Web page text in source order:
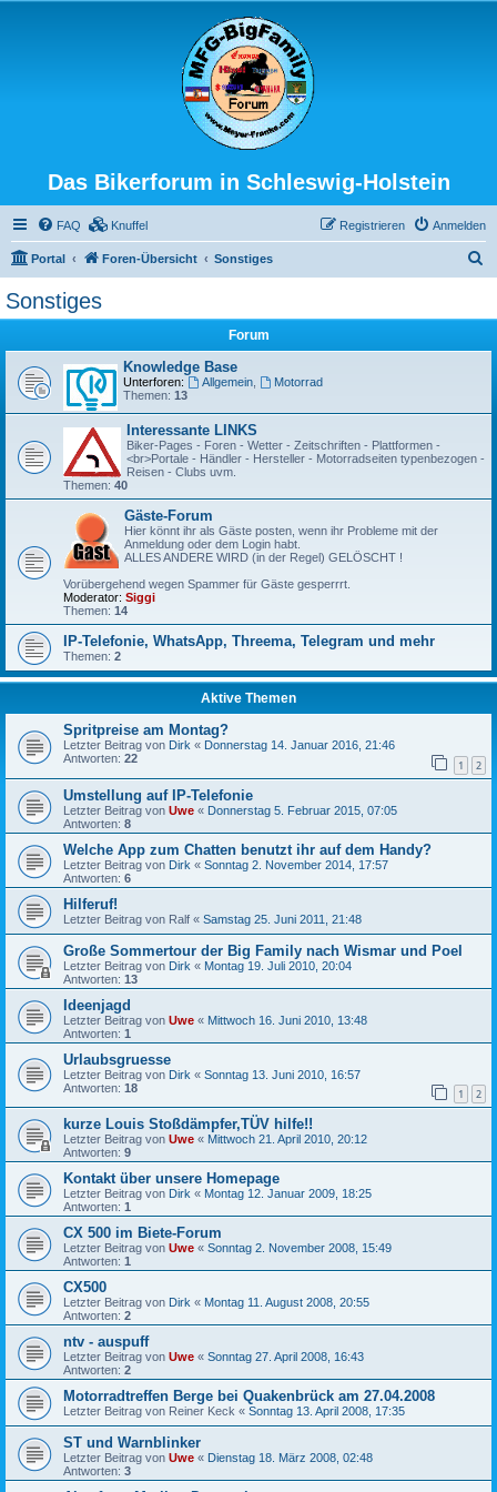
Das Bikerforum in Schleswig-Holstein
FAQ Knuffel Anmelden
Registrieren
Portal Foren-Übersicht Sonstiges
Sonstiges
Forum
Knowledge Base
Unterforen: Allgemein,
Motorrad
Themen: 13
Interessante LINKS
Biker-Pages - Foren - Wetter - Zeitschriften - Plattformen -
<br>Portale - Händler - Hersteller - Motorradseiten typenbezogen -
Reisen - Clubs uvm.
Themen: 40
Gäste-Forum
Hier könnt ihr als Gäste posten, wenn ihr Probleme mit der
Anmeldung oder dem Login habt.
ALLES ANDERE WIRD (in der Regel) GELÖSCHT !
Vorübergehend wegen Spammer für Gäste gesperrrt.
Moderator: Siggi
Themen: 14
IP-Telefonie, WhatsApp, Threema, Telegram und mehr
Themen: 2
Aktive Themen
Spritpreise am Montag?
Letzter Beitrag von Dirk « Donnerstag 14. Januar 2016, 21:46
Antworten: 22 1 2
Umstellung auf IP-Telefonie
Letzter Beitrag von Uwe « Donnerstag 5. Februar 2015, 07:05
Antworten: 8
Welche App zum Chatten benutzt ihr auf dem Handy?
Letzter Beitrag von Dirk « Sonntag 2. November 2014, 17:57
Antworten: 6
Hilferuf!
Letzter Beitrag von Ralf « Samstag 25. Juni 2011, 21:48
Große Sommertour der Big Family nach Wismar und Poel
Letzter Beitrag von Dirk « Montag 19. Juli 2010, 20:04
Antworten: 13
Ideenjagd
Letzter Beitrag von Uwe « Mittwoch 16. Juni 2010, 13:48
Antworten: 1
Urlaubsgruesse
Letzter Beitrag von Dirk « Sonntag 13. Juni 2010, 16:57
Antworten: 18 1 2
kurze Louis Stoßdämpfer,TÜV hilfe!!
Letzter Beitrag von Uwe « Mittwoch 21. April 2010, 20:12
Antworten: 9
Kontakt über unsere Homepage
Letzter Beitrag von Dirk « Montag 12. Januar 2009, 18:25
Antworten: 1
CX 500 im Biete-Forum
Letzter Beitrag von Uwe « Sonntag 2. November 2008, 15:49
Antworten: 1
CX500
Letzter Beitrag von Dirk « Montag 11. August 2008, 20:55
Antworten: 2
ntv - auspuff
Letzter Beitrag von Uwe « Sonntag 27. April 2008, 16:43
Antworten: 2
Motorradtreffen Berge bei Quakenbrück am 27.04.2008
Letzter Beitrag von Reiner Keck « Sonntag 13. April 2008, 17:35
ST und Warnblinker
Letzter Beitrag von Uwe « Dienstag 18. März 2008, 02:48
Antworten: 3